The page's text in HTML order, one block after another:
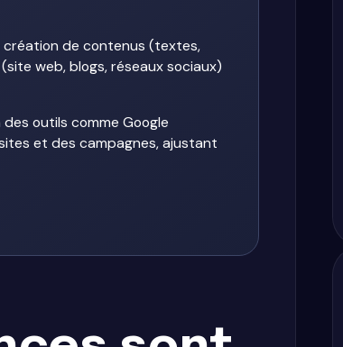
création de contenus (textes,
web, blogs, réseaux sociaux)
des outils comme Google
et des campagnes, ajustant